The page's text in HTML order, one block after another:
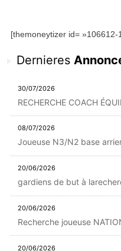
[themoneytizer id= »106612-
Dernieres
30/07/2026
RECHERCHE COACH
08/07/2026
Joueuse N3/N2 base
20/06/2026
gardiens de but à
20/06/2026
Recherche joueuse
20/06/2026